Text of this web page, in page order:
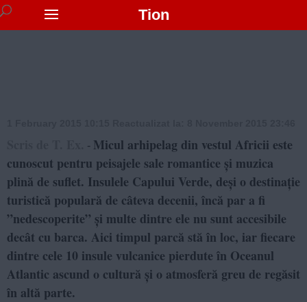
Tion
- Micul arhipelag din vestul Africii este
cunoscut pentru peisajele sale romantice și muzica
plină de suflet. Insulele Capului Verde, deși o destinație
turistică populară de câteva decenii, încă par a fi
”nedescoperite” și multe dintre ele nu sunt accesibile
decât cu barca. Aici timpul parcă stă în loc, iar fiecare
dintre cele 10 insule vulcanice pierdute în Oceanul
Atlantic ascund o cultură și o atmosferă greu de regăsit
în altă parte.